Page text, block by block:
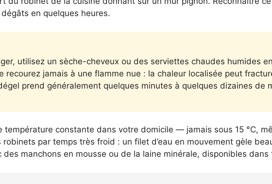
en quelques heures.
utilisez un sèche-cheveux ou des serviettes chaudes humides
recourez jamais à une flamme nue : la chaleur localisée peut
prend généralement quelques minutes à quelques dizaines de
constante dans votre domicile — jamais sous 15 °C,
par temps très froid : un filet d’eau en mouvement gèle
manchons en mousse ou de la laine minérale, disponibles